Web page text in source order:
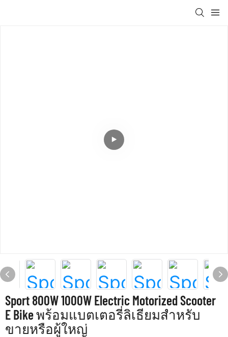
Sport 800W 1000W Electric Motorized Scooter
E Bike พร้อมแบตเตอรี่ลิเธียมสำหรับ
ขายหรือผู้ใหญ่